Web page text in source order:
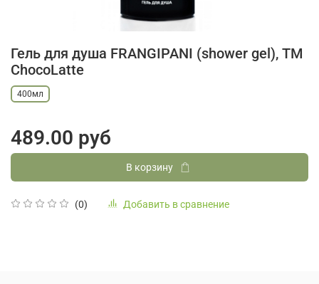
Гель для душа FRANGIPANI (shower gel), ТМ
ChocoLatte
(0) Добавить в сравнение
400мл
489.00 руб
В корзину